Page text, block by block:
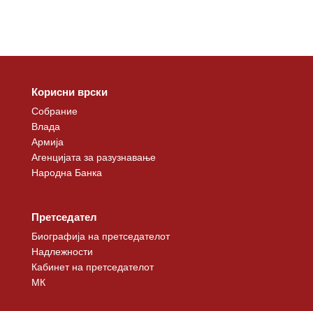
Корисни врски
Собрание
Влада
Армија
Агенцијата за разузнавање
Народна Банка
Претседател
Биографија на претседателот
Надлежности
Кабинет на претседателот
МК